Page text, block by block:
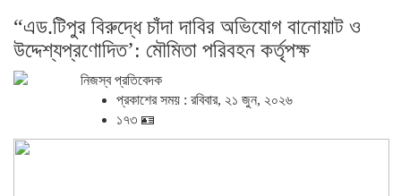
“এড.টিপুর বিরুদ্ধে চাঁদা দাবির অভিযোগ বানোয়াট ও
উদ্দেশ্যপ্রণোদিত’: মৌমিতা পরিবহন কর্তৃপক্ষ
নিজস্ব প্রতিবেদক
প্রকাশের সময় : রবিবার, ২১ জুন, ২০২৬
১৭৩ 🪪